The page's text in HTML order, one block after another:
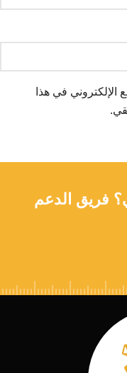
الإلكتروني في هذا
فريق الدعم